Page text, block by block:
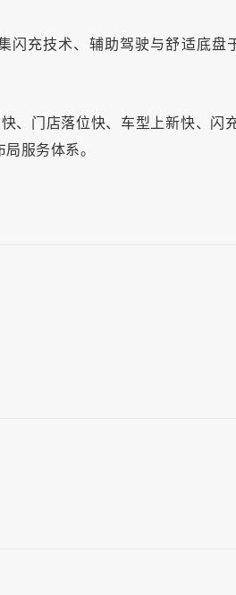
闪充技术、辅助驾驶与舒适底盘
、门店落位快、车型上新快、闪
服务体系。